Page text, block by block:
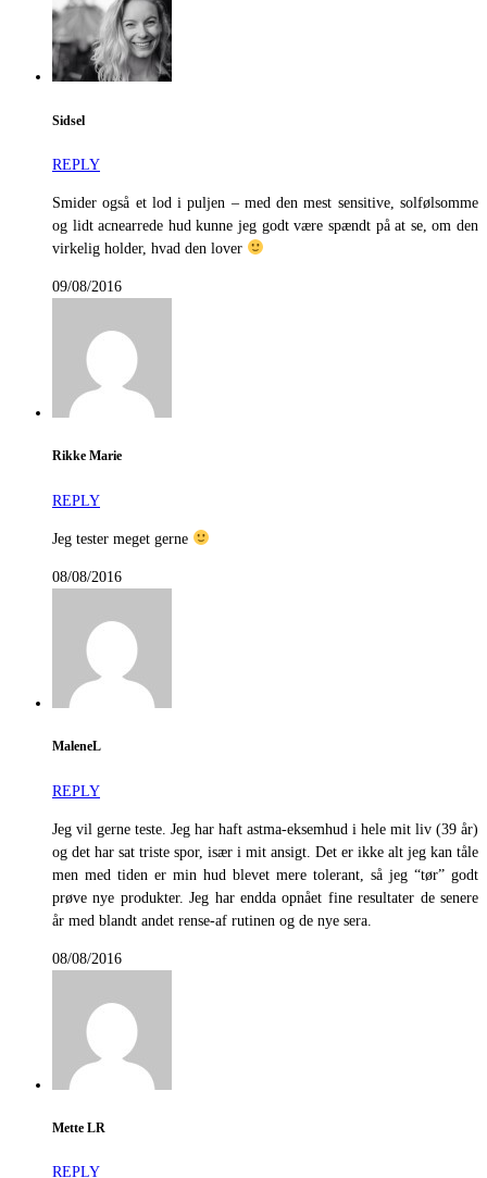
Sidsel
REPLY
Smider også et lod i puljen – med den mest sensitive, solfølsomme
og lidt acnearrede hud kunne jeg godt være spændt på at se, om den
virkelig holder, hvad den lover
09/08/2016
Rikke Marie
REPLY
Jeg tester meget gerne
08/08/2016
MaleneL
REPLY
Jeg vil gerne teste. Jeg har haft astma-eksemhud i hele mit liv (39 år)
og det har sat triste spor, især i mit ansigt. Det er ikke alt jeg kan tåle
men med tiden er min hud blevet mere tolerant, så jeg “tør” godt
prøve nye produkter. Jeg har endda opnået fine resultater de senere
år med blandt andet rense-af rutinen og de nye sera.
08/08/2016
Mette LR
REPLY